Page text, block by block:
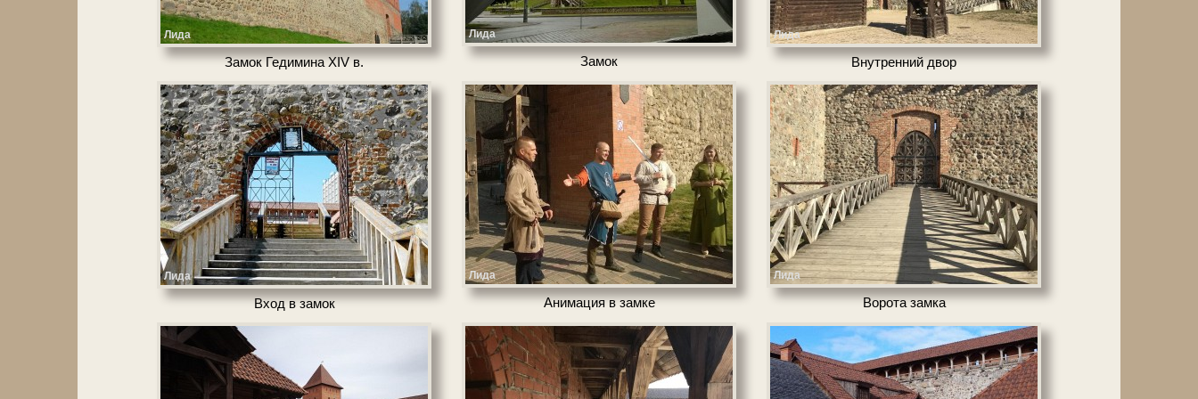
Лида
Замок Гедимина XIV в.
Лида
Замок
Лида
Внутренний двор
Лида
Вход в за­мок
Лида
Анимация в зам­ке
Лида
Ворота зам­ка